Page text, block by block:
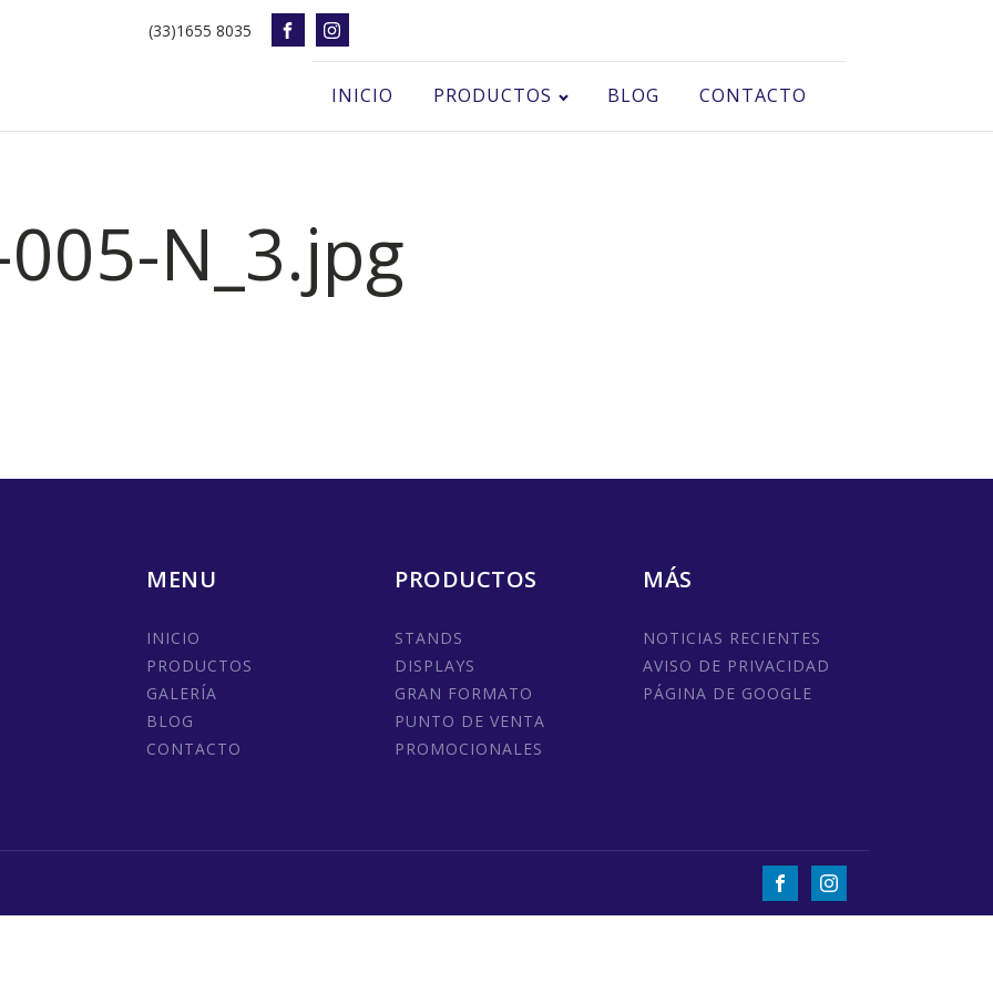
(33)1655 8035
INICIO PRODUCTOS BLOG CONTACTO
005-N_3.jpg
MENU
INICIO
PRODUCTOS
GALERÍA
BLOG
CONTACTO
PRODUCTOS
STANDS
DISPLAYS
GRAN FORMATO
PUNTO DE VENTA
PROMOCIONALES
MÁS
NOTICIAS RECIENTES
AVISO DE PRIVACIDAD
PÁGINA DE GOOGLE